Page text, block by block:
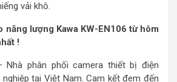
vải khô.
năng lượng Kawa KW-EN106 từ hôm
!
Nhà phân phối camera thiết bị điện
tại Việt Nam. Cam kết đem đến